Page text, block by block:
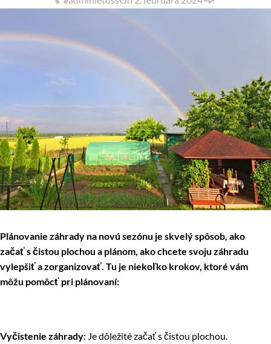
Plánovanie záhrady na novú sezónu je skvelý spôsob, ako
začať s čistou plochou a plánom, ako chcete svoju záhradu
vylepšiť a zorganizovať. Tu je niekoľko krokov, ktoré vám
môžu pomôcť pri plánovaní:
Vyčistenie záhrady: Je dôležité začať s čistou plochou.